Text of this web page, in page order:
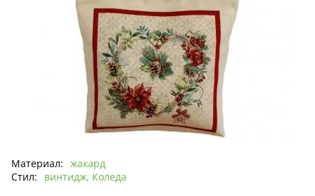
Материал: жакард
Стил:
винтидж, Коледа